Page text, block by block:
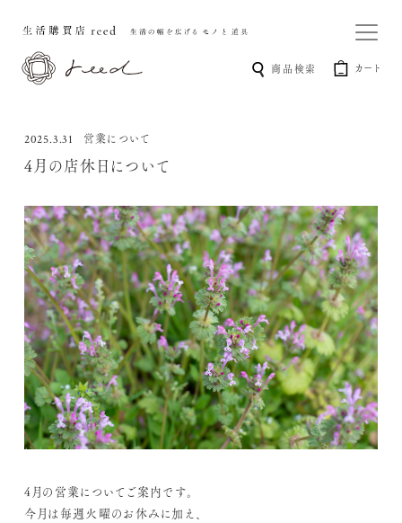
商品検索 カート
2025.3.31 営業について
4月の店休日について
4月の営業についてご案内です。
今月は毎週火曜のお休みに加え、